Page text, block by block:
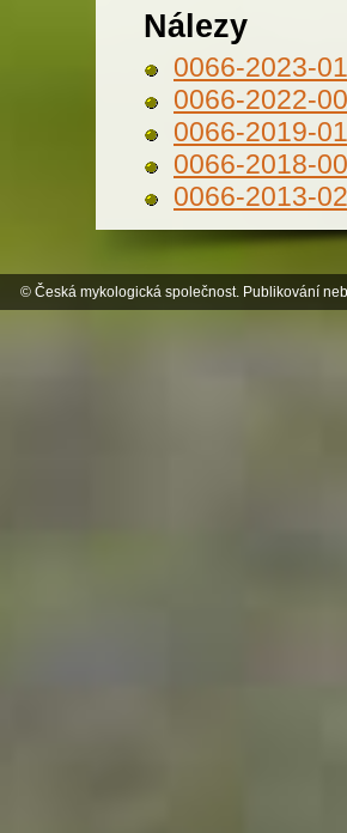
Nálezy
0066-2023-
0066-2022-
0066-2019-
0066-2018-
0066-2013-
© Česká mykologická společnost. Publikování